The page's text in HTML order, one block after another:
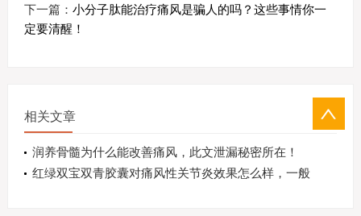
下一篇： 小分子肽能治疗痛风是骗人的吗？这些事情你一
定要清醒！
相关文章
润养骨髓为什么能改善痛风，此文泄漏秘密所在！
红绿双宝双青胶囊对痛风性关节炎效果怎么样，一般